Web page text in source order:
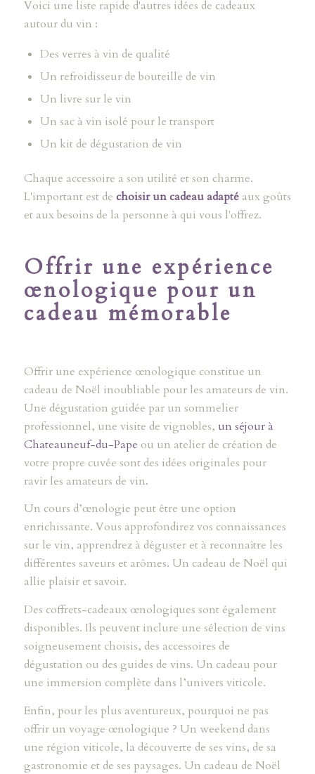
Voici une liste rapide d'autres idées de cadeaux
autour du vin :
Des verres à vin de qualité
Un refroidisseur de bouteille de vin
Un livre sur le vin
Un sac à vin isolé pour le transport
Un kit de dégustation de vin
Chaque accessoire a son utilité et son charme.
L'important est de choisir un cadeau adapté aux goûts
et aux besoins de la personne à qui vous l'offrez.
Offrir une expérience
œnologique pour un
cadeau mémorable
Offrir une expérience œnologique constitue un
cadeau de Noël inoubliable pour les amateurs de vin.
Une dégustation guidée par un sommelier
professionnel, une visite de vignobles, un séjour à
Chateauneuf-du-Pape ou un atelier de création de
votre propre cuvée sont des idées originales pour
ravir les amateurs de vin.
Un cours d’œnologie peut être une option
enrichissante. Vous approfondirez vos connaissances
sur le vin, apprendrez à déguster et à reconnaître les
différentes saveurs et arômes. Un cadeau de Noël qui
allie plaisir et savoir.
Des coffrets-cadeaux œnologiques sont également
disponibles. Ils peuvent inclure une sélection de vins
soigneusement choisis, des accessoires de
dégustation ou des guides de vins. Un cadeau pour
une immersion complète dans l’univers viticole.
Enfin, pour les plus aventureux, pourquoi ne pas
offrir un voyage œnologique ? Un weekend dans
une région viticole, la découverte de ses vins, de sa
gastronomie et de ses paysages. Un cadeau de Noël